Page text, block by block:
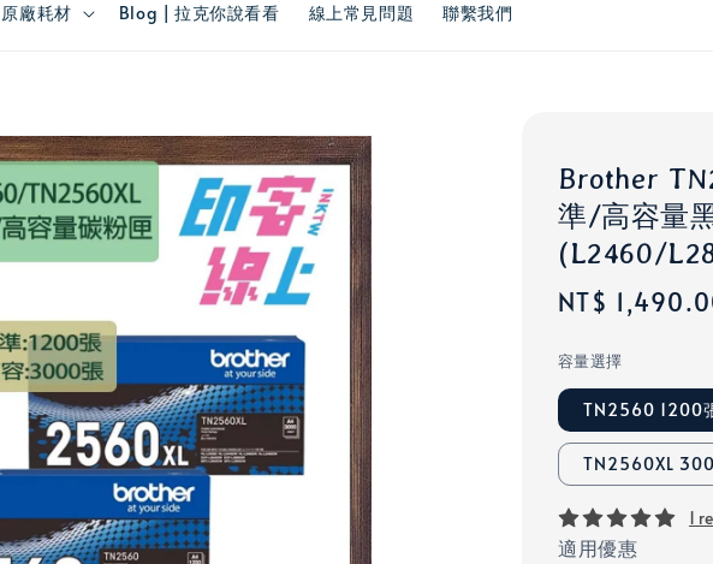
原廠耗材 Blog | 拉克你說看看 線上常見問題 聯繫我們
Brother
準/高容量
(L2460/
Regular
NT$
容量選擇
TN2560 1200
TN2560XL
1
適用優惠